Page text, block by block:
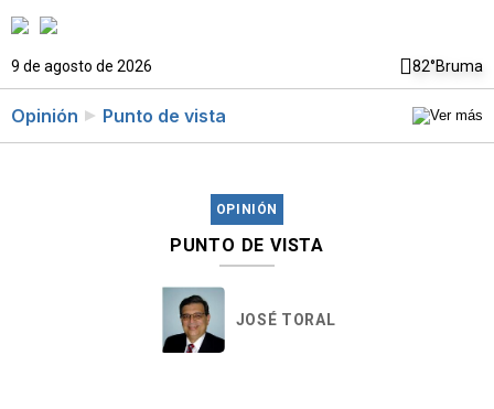
9 de agosto de 2026 82°Bruma
Opinión Punto de vista
OPINIÓN
PUNTO DE VISTA
JOSÉ TORAL